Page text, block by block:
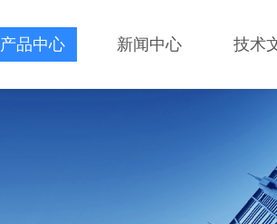
产品中心 新闻中心 技术